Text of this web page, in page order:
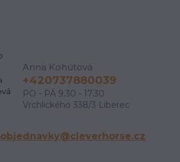
Anna Kohútová
+420737880039
PO - PÁ 9.30 - 17.30
Vrchlického 338/3 Liberec
objednavky@cleverhorse.cz